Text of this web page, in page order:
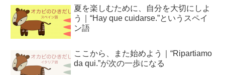
夏を楽しむために、自分を大切にしよ
う｜“Hay que cuidarse.”というスペイ
ン語
ここから、また始めよう｜“Ripartiamo
da qui.”が次の一歩になる